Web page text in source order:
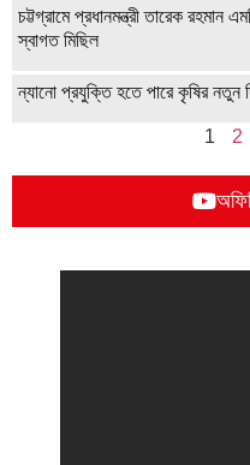
চট্টগ্রামে প্রধানমন্ত্রী তারেক
স্বাগত মিছিল
ন্যানো প্রযুক্তি হতে পারে কৃষির নতুন
1 2